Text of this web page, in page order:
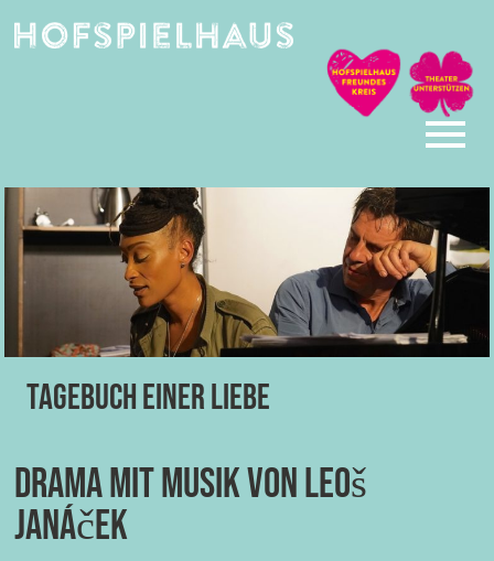
Tagebuch einer Liebe
Drama mit Musik von Leoš
Janáček